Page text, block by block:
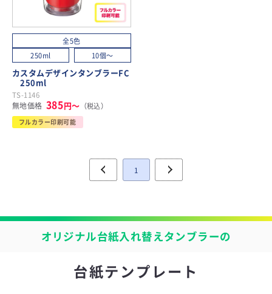
全5色
250ml
10個～
カスタムデザインタンブラーFC
250ml
TS-1146
無地価格 385円～ （税込）
フルカラー印刷可能
1
オリジナル台紙入れ替えタンブラーの
台紙テンプレート